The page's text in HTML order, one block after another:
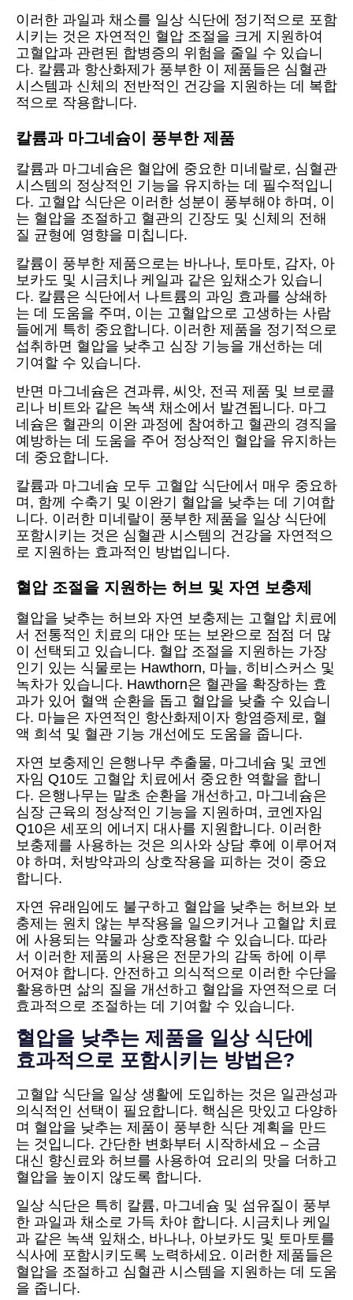
이러한 과일과 채소를 일상 식단에 정기적으로 포함
시키는 것은 자연적인 혈압 조절을 크게 지원하여
고혈압과 관련된 합병증의 위험을 줄일 수 있습니
다. 칼륨과 항산화제가 풍부한 이 제품들은 심혈관
시스템과 신체의 전반적인 건강을 지원하는 데 복합
적으로 작용합니다.
칼륨과 마그네슘이 풍부한 제품
칼륨과 마그네슘은 혈압에 중요한 미네랄로, 심혈관
시스템의 정상적인 기능을 유지하는 데 필수적입니
다. 고혈압 식단은 이러한 성분이 풍부해야 하며, 이
는 혈압을 조절하고 혈관의 긴장도 및 신체의 전해
질 균형에 영향을 미칩니다.
칼륨이 풍부한 제품으로는 바나나, 토마토, 감자, 아
보카도 및 시금치나 케일과 같은 잎채소가 있습니
다. 칼륨은 식단에서 나트륨의 과잉 효과를 상쇄하
는 데 도움을 주며, 이는 고혈압으로 고생하는 사람
들에게 특히 중요합니다. 이러한 제품을 정기적으로
섭취하면 혈압을 낮추고 심장 기능을 개선하는 데
기여할 수 있습니다.
반면 마그네슘은 견과류, 씨앗, 전곡 제품 및 브로콜
리나 비트와 같은 녹색 채소에서 발견됩니다. 마그
네슘은 혈관의 이완 과정에 참여하고 혈관의 경직을
예방하는 데 도움을 주어 정상적인 혈압을 유지하는
데 중요합니다.
칼륨과 마그네슘 모두 고혈압 식단에서 매우 중요하
며, 함께 수축기 및 이완기 혈압을 낮추는 데 기여합
니다. 이러한 미네랄이 풍부한 제품을 일상 식단에
포함시키는 것은 심혈관 시스템의 건강을 자연적으
로 지원하는 효과적인 방법입니다.
혈압 조절을 지원하는 허브 및 자연 보충제
혈압을 낮추는 허브와 자연 보충제는 고혈압 치료에
서 전통적인 치료의 대안 또는 보완으로 점점 더 많
이 선택되고 있습니다. 혈압 조절을 지원하는 가장
인기 있는 식물로는 Hawthorn, 마늘, 히비스커스 및
녹차가 있습니다. Hawthorn은 혈관을 확장하는 효
과가 있어 혈액 순환을 돕고 혈압을 낮출 수 있습니
다. 마늘은 자연적인 항산화제이자 항염증제로, 혈
액 희석 및 혈관 기능 개선에도 도움을 줍니다.
자연 보충제인 은행나무 추출물, 마그네슘 및 코엔
자임 Q10도 고혈압 치료에서 중요한 역할을 합니
다. 은행나무는 말초 순환을 개선하고, 마그네슘은
심장 근육의 정상적인 기능을 지원하며, 코엔자임
Q10은 세포의 에너지 대사를 지원합니다. 이러한
보충제를 사용하는 것은 의사와 상담 후에 이루어져
야 하며, 처방약과의 상호작용을 피하는 것이 중요
합니다.
자연 유래임에도 불구하고 혈압을 낮추는 허브와 보
충제는 원치 않는 부작용을 일으키거나 고혈압 치료
에 사용되는 약물과 상호작용할 수 있습니다. 따라
서 이러한 제품의 사용은 전문가의 감독 하에 이루
어져야 합니다. 안전하고 의식적으로 이러한 수단을
활용하면 삶의 질을 개선하고 혈압을 자연적으로 더
효과적으로 조절하는 데 기여할 수 있습니다.
혈압을 낮추는 제품을 일상 식단에
효과적으로 포함시키는 방법은?
고혈압 식단을 일상 생활에 도입하는 것은 일관성과
의식적인 선택이 필요합니다. 핵심은 맛있고 다양하
며 혈압을 낮추는 제품이 풍부한 식단 계획을 만드
는 것입니다. 간단한 변화부터 시작하세요 – 소금
대신 향신료와 허브를 사용하여 요리의 맛을 더하고
혈압을 높이지 않도록 합니다.
일상 식단은 특히 칼륨, 마그네슘 및 섬유질이 풍부
한 과일과 채소로 가득 차야 합니다. 시금치나 케일
과 같은 녹색 잎채소, 바나나, 아보카도 및 토마토를
식사에 포함시키도록 노력하세요. 이러한 제품들은
혈압을 조절하고 심혈관 시스템을 지원하는 데 도움
을 줍니다.